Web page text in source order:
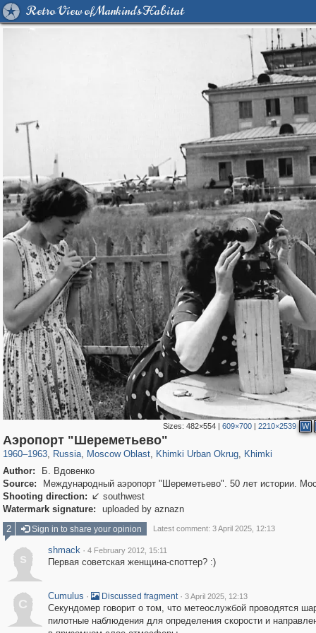
Retro View of Mankind's Habitat
Sizes: 482×554| 609×700| 2210×2539 W
Аэропорт "Шереметьево"
1960–1963, Russia
1,406,871 29,248
, Moscow Oblast
96,438 1,691
, Khimki Urban Okrug
3,279
, Khimki
Author:
Б. Вдовенко
Source:
Международный аэропорт "Шереметьево". 50 лет истории.
Shooting direction:  southwest
Watermark signature:
uploaded by aznazn
2
Sign in to share your opinion Latest comment: 3 April 2025, 12:13
s
shmack · 4 February 2012, 15:11
Первая советская женщина-споттер? :)
C
Cumulus · Discussed fragment · 3 April 2025, 12:13
Секундомер говорит о том, что метеослужбой проводятся
пилотные наблюдения для определения скорости и